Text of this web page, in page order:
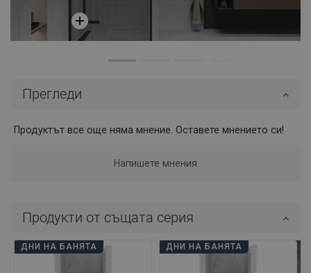
Прегледи
Продуктът все още няма мнение. Оставете мнението си!
Напишете мнения
Продукти от същата серия
ДНИ НА БАНЯТА ДНИ НА БАНЯТА